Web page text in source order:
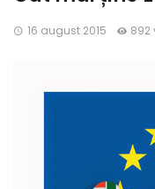
16 august 2015 892